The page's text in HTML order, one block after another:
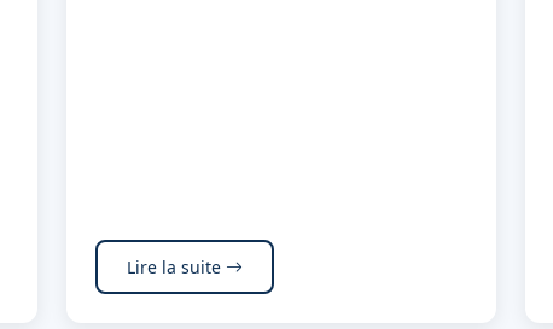
Lire la suite